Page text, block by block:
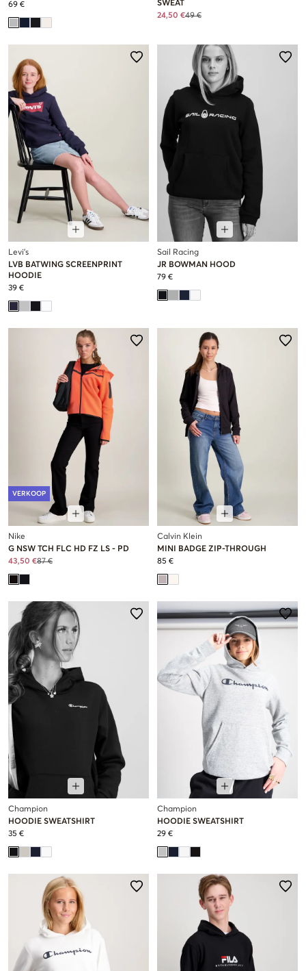
69 €
SWEAT
24,50 €49 €
Levi's
LVB BATWING SCREENPRINT
HOODIE
39 €
Sail Racing
JR BOWMAN HOOD
79 €
VERKOOP
Nike
G NSW TCH FLC HD FZ LS - PD
43,50 €87 €
Calvin Klein
MINI BADGE ZIP-THROUGH
85 €
Champion
HOODIE SWEATSHIRT
35 €
Champion
HOODIE SWEATSHIRT
29 €